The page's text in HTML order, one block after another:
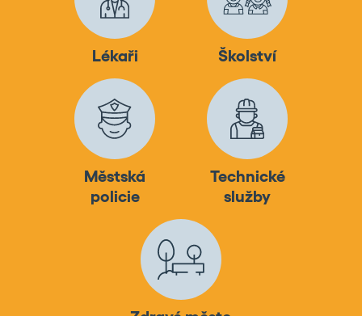
Lékaři Školství
Městská
policie
Technické
služby